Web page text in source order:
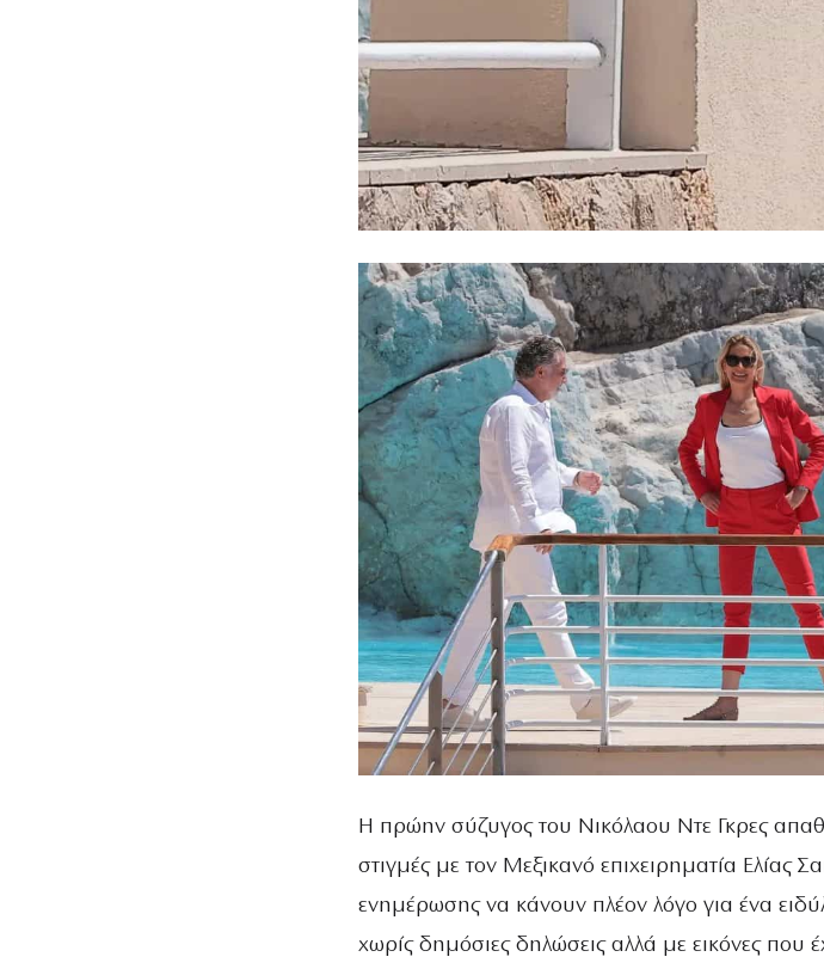
Η πρώην σύζυγος του Νικόλαου Ντε Γκρες
στιγμές με τον Μεξικανό επιχειρηματία Ελίας
ενημέρωσης να κάνουν πλέον λόγο για ένα
χωρίς δημόσιες δηλώσεις αλλά με εικόνες που